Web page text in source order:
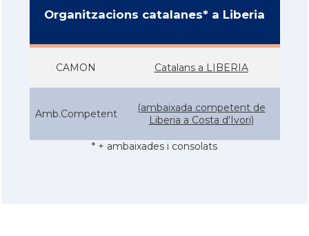
Organitzacions catalanes* a Liberia
CAMON Catalans a LIBERIA
Amb.Competent
(ambaixada competent de
Liberia a Costa d'Ivori)
* + ambaixades i consolats